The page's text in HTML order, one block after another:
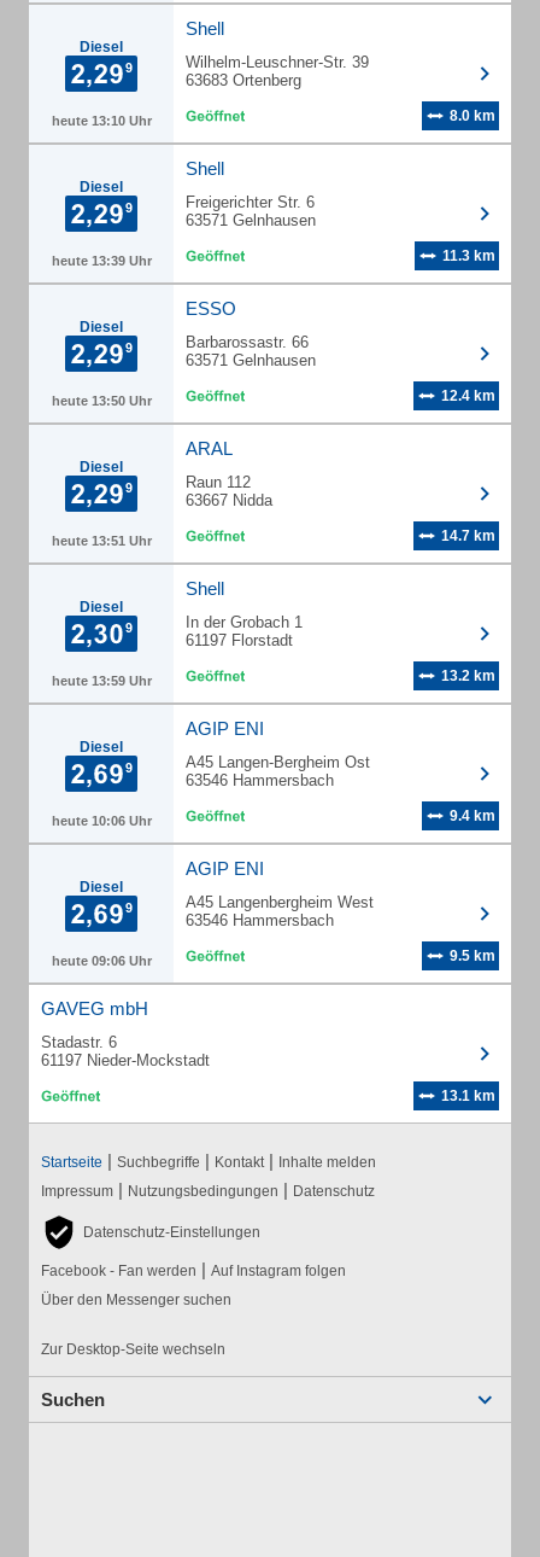
Diesel
heute 13:10 Uhr
Shell
Wilhelm-Leuschner-Str. 39
63683 Ortenberg
8.0 km
Diesel
heute 13:39 Uhr
Shell
Freigerichter Str. 6
63571 Gelnhausen
11.3 km
Diesel
heute 13:50 Uhr
ESSO
Barbarossastr. 66
63571 Gelnhausen
12.4 km
Diesel
heute 13:51 Uhr
ARAL
Raun 112
63667 Nidda
14.7 km
Diesel
heute 13:59 Uhr
Shell
In der Grobach 1
61197 Florstadt
13.2 km
Diesel
heute 10:06 Uhr
AGIP ENI
A45 Langen-Bergheim Ost
63546 Hammersbach
9.4 km
Diesel
heute 09:06 Uhr
AGIP ENI
A45 Langenbergheim West
63546 Hammersbach
9.5 km
GAVEG mbH
Stadastr. 6
61197 Nieder-Mockstadt
13.1 km
Startseite | Suchbegriffe | Kontakt | Inhalte melden
Impressum | Nutzungsbedingungen | Datenschutz
Datenschutz-Einstellungen
Facebook - Fan werden | Auf Instagram folgen
Über den Messenger suchen
Zur Desktop-Seite wechseln
Suchen